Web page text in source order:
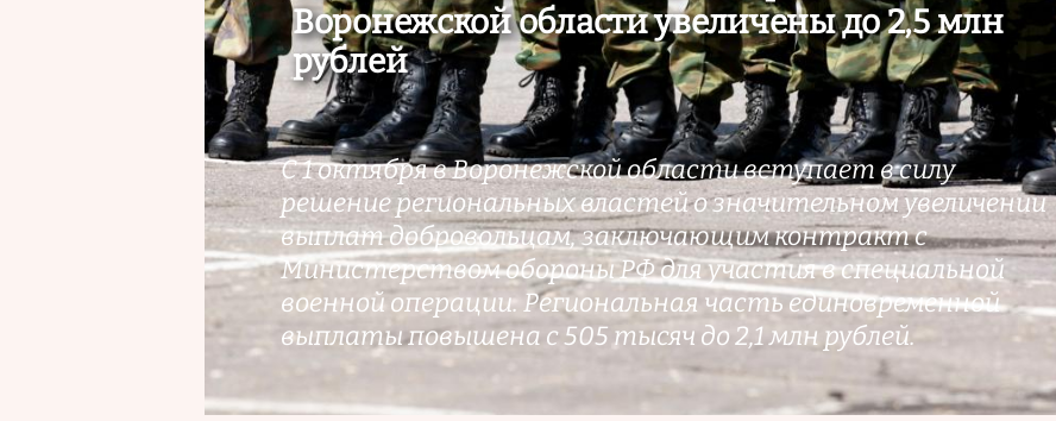
Воронежской области увеличены до 2,5 млн
рублей
С 1 октября в Воронежской области вступает в силу
решение региональных властей о значительном увеличении
выплат добровольцам, заключающим контракт с
Министерством обороны РФ для участия в специальной
военной операции. Региональная часть единовременной
выплаты повышена с 505 тысяч до 2,1 млн рублей.